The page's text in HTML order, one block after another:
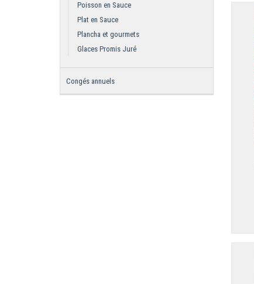
Poisson en Sauce
Plat en Sauce
Plancha et gourmets
Glaces Promis Juré
Congés annuels